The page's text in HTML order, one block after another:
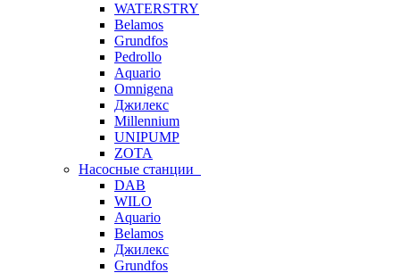
WATERSTRY
Belamos
Grundfos
Pedrollo
Aquario
Omnigena
Джилекс
Millennium
UNIPUMP
ZOTA
Насосные станции
DAB
WILO
Aquario
Belamos
Джилекс
Grundfos